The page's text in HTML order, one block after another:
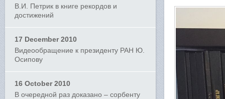
В.И. Петрик в книге рекордов и
достижений
17 December 2010
Видеообращение к президенту РАН Ю.
Осипову
16 October 2010
В очередной раз доказано – сорбенту